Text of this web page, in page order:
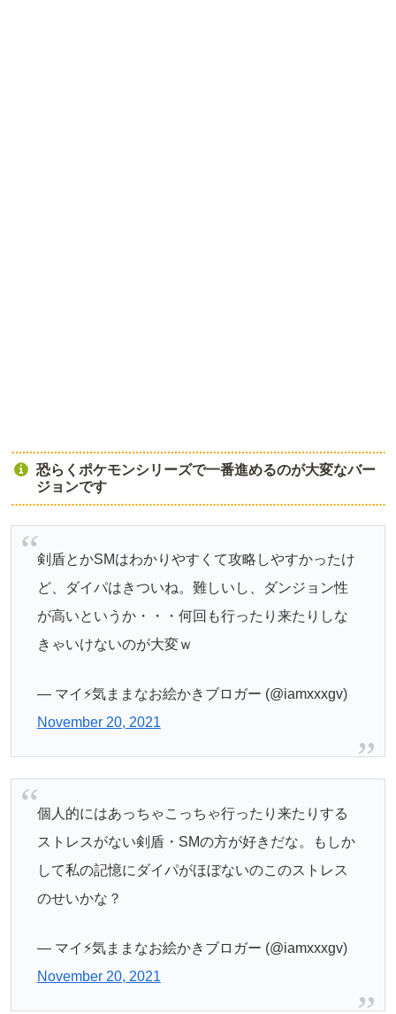
恐らくポケモンシリーズで一番進めるのが大変なバー
ジョンです
剣盾とかSMはわかりやすくて攻略しやすかったけ
ど、ダイパはきついね。難しいし、ダンジョン性
が高いというか・・・何回も行ったり来たりしな
きゃいけないのが大変ｗ
— マイ⚡️気ままなお絵かきブロガー (@iamxxxgv)
November 20, 2021
個人的にはあっちゃこっちゃ行ったり来たりする
ストレスがない剣盾・SMの方が好きだな。もしか
して私の記憶にダイパがほぼないのこのストレス
のせいかな？
— マイ⚡️気ままなお絵かきブロガー (@iamxxxgv)
November 20, 2021